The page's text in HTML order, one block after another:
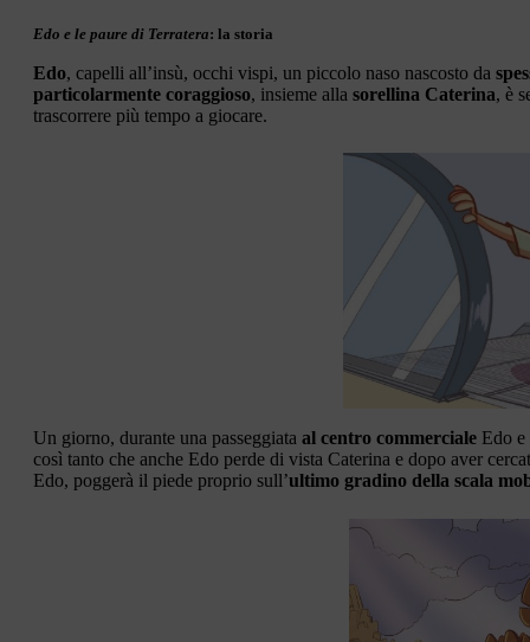
Edo e le paure di Terratera: la storia
Edo, capelli all’insù, occhi vispi, un piccolo naso nascosto da
particolarmente coraggioso, insieme alla sorellina Caterina, è
trascorrere più tempo a giocare.
Un giorno, durante una passeggiata al centro commerciale Edo
così tanto che anche Edo perde di vista Caterina e dopo aver
Edo, poggerà il piede proprio sull’ultimo gradino della scala